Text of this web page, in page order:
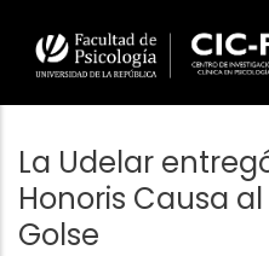
contenido
principal
La Udelar
Honoris Causa
Golse